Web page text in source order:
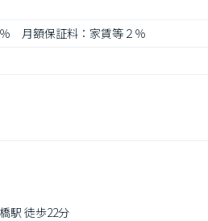
　月額保証料：家賃等２％
駅 徒歩22分